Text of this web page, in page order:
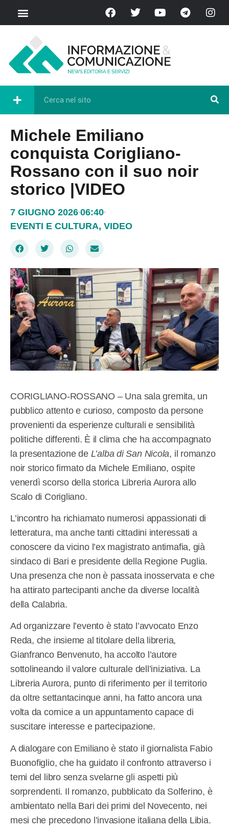
Michele Emiliano
conquista Corigliano-
Rossano con il suo noir
storico |VIDEO
7 GIUGNO 2026 06:40
EVENTI E CULTURA, VIDEO
CORIGLIANO-ROSSANO – Una sala gremita, un
pubblico attento e curioso, composto da persone
provenienti da esperienze culturali e sensibilità
politiche differenti. È il clima che ha accompagnato
la presentazione de L’alba di San Nicola, il romanzo
noir storico firmato da Michele Emiliano, ospite
venerdì scorso della storica Libreria Aurora allo
Scalo di Corigliano.
L’incontro ha richiamato numerosi appassionati di
letteratura, ma anche tanti cittadini interessati a
conoscere da vicino l’ex magistrato antimafia, già
sindaco di Bari e presidente della Regione Puglia.
Una presenza che non è passata inosservata e che
ha attirato partecipanti anche da diverse località
della Calabria.
Ad organizzare l’evento è stato l’avvocato Enzo
Reda, che insieme al titolare della libreria,
Gianfranco Benvenuto, ha accolto l’autore
sottolineando il valore culturale dell’iniziativa. La
Libreria Aurora, punto di riferimento per il territorio
da oltre settantacinque anni, ha fatto ancora una
volta da cornice a un appuntamento capace di
suscitare interesse e partecipazione.
A dialogare con Emiliano è stato il giornalista Fabio
Buonofiglio, che ha guidato il confronto attraverso i
temi del libro senza svelarne gli aspetti più
sorprendenti. Il romanzo, pubblicato da Solferino, è
ambientato nella Bari dei primi del Novecento, nei
mesi che precedono l’invasione italiana della Libia.